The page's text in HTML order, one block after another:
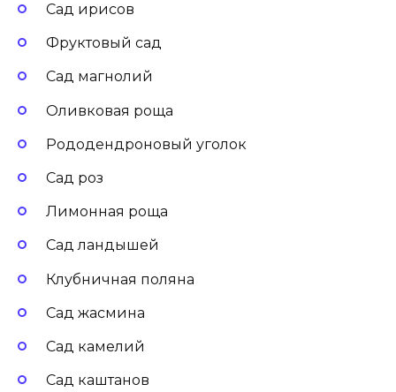
Сад ирисов
Фруктовый сад
Сад магнолий
Оливковая роща
Рододендроновый уголок
Сад роз
Лимонная роща
Сад ландышей
Клубничная поляна
Сад жасмина
Сад камелий
Сад каштанов